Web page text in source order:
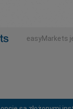
easyMarkets